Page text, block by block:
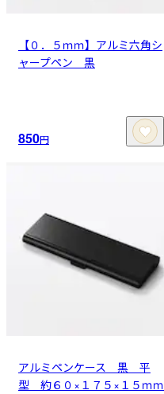
【０．５ｍｍ】アルミ六角シ
ャープペン 黒
850円
アルミペンケース 黒 平
型 約６０×１７５×１５ｍｍ